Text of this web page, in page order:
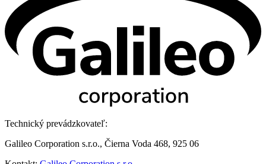
Technický prevádzkovateľ:
Galileo Corporation s.r.o., Čierna Voda 468, 925 06